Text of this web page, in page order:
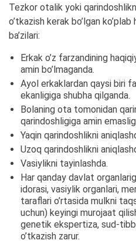
Tezkor otalik yoki
o’tkazish kerak bo’lgan
ba’zilari:
Erkak o’z farzandining
amin bo’lmaganda.
Ayol erkaklardan qaysi biri
ekanligiga shubha qilganda.
Bolaning ota tomonidan
qarindoshligiga amin
Yaqin qarindoshlikni
Uzoq qarindoshlikni
Vasiylikni tayinlashda.
Har qanday davlat
idorasi, vasiylik organlari,
taraflari o’rtasida mulkni
uchun) keyingi murojaat
genetik ekspertiza, sud-
o’tkazish zarur.